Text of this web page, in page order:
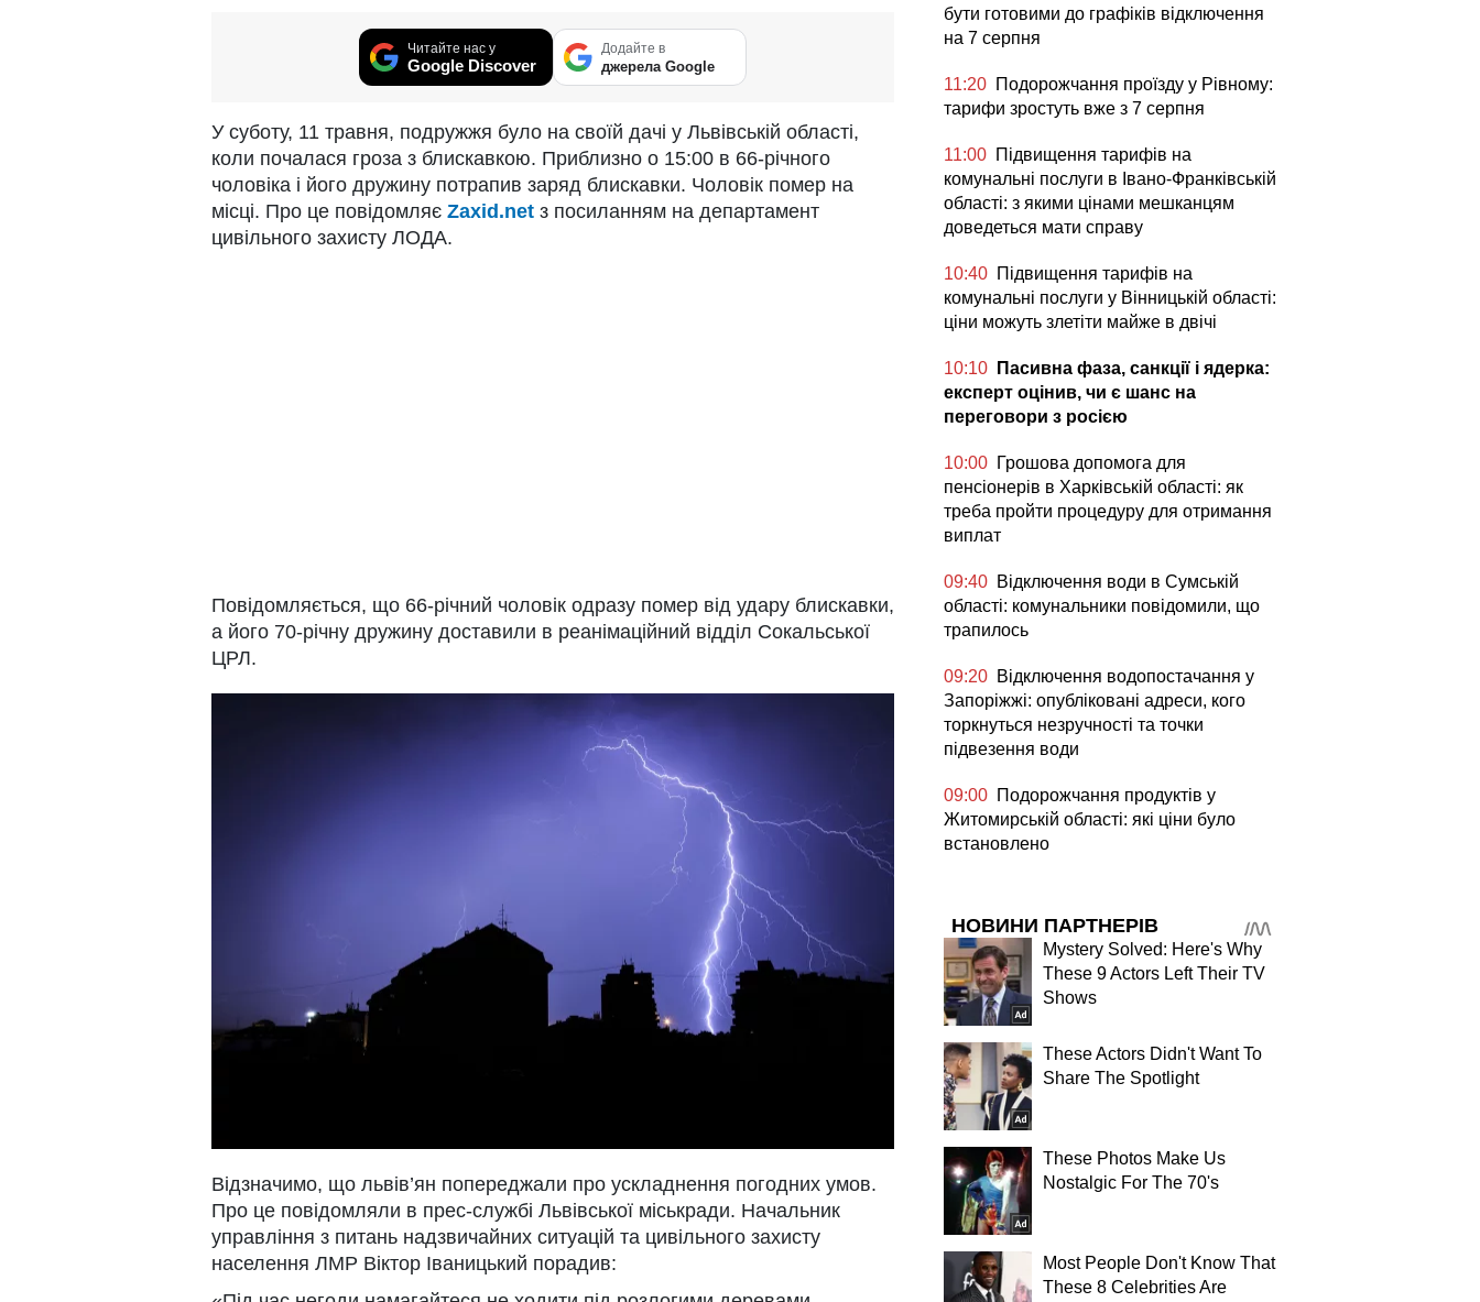
Читайте нас у
Google Discover
Додайте в
джерела Google
У суботу, 11 травня, подружжя було на своїй дачі у Львівській області,
коли почалася гроза з блискавкою. Приблизно о 15:00 в 66-річного
чоловіка і його дружину потрапив заряд блискавки. Чоловік помер на
місці. Про це повідомляє Zaxid.net з посиланням на департамент
цивільного захисту ЛОДА.
Повідомляється, що 66-річний чоловік одразу помер від удару блискавки,
а його 70-річну дружину доставили в реанімаційний відділ Сокальської
ЦРЛ.
Відзначимо, що львів’ян попереджали про ускладнення погодних умов.
Про це повідомляли в прес-службі Львівської міськради. Начальник
управління з питань надзвичайних ситуацій та цивільного захисту
населення ЛМР Віктор Іваницький порадив:
бути готовими до графіків відключення
на 7 серпня
11:20 Подорожчання проїзду у Рівному:
тарифи зростуть вже з 7 серпня
11:00 Підвищення тарифів на
комунальні послуги в Івано-Франківській
області: з якими цінами мешканцям
доведеться мати справу
10:40 Підвищення тарифів на
комунальні послуги у Вінницькій області:
ціни можуть злетіти майже в двічі
10:10
Пасивна фаза, санкції і ядерка:
експерт оцінив, чи є шанс на
переговори з росією
10:00 Грошова допомога для
пенсіонерів в Харківській області: як
треба пройти процедуру для отримання
виплат
09:40 Відключення води в Сумській
області: комунальники повідомили, що
трапилось
09:20 Відключення водопостачання у
Запоріжжі: опубліковані адреси, кого
торкнуться незручності та точки
підвезення води
09:00 Подорожчання продуктів у
Житомирській області: які ціни було
встановлено
НОВИНИ ПАРТНЕРІВ
Mystery Solved: Here's Why
These 9 Actors Left Their TV
Shows
These Actors Didn't Want To
Share The Spotlight
These Photos Make Us
Nostalgic For The 70's
Most People Don't Know That
These 8 Celebrities Are